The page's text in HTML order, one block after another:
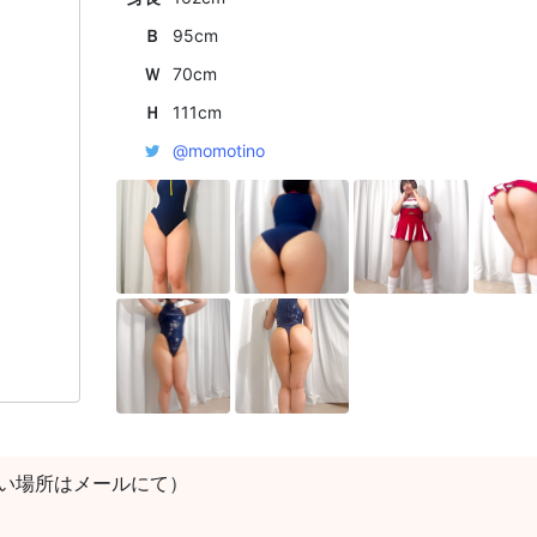
Ｂ
95cm
Ｗ
70cm
Ｈ
111cm
@momotino
場所はメールにて）